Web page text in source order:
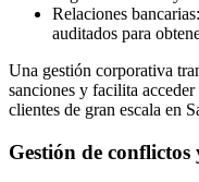
Relaciones
auditados para
Una gestión corporativa
sanciones y facilita
clientes de gran escala en
Gestión de